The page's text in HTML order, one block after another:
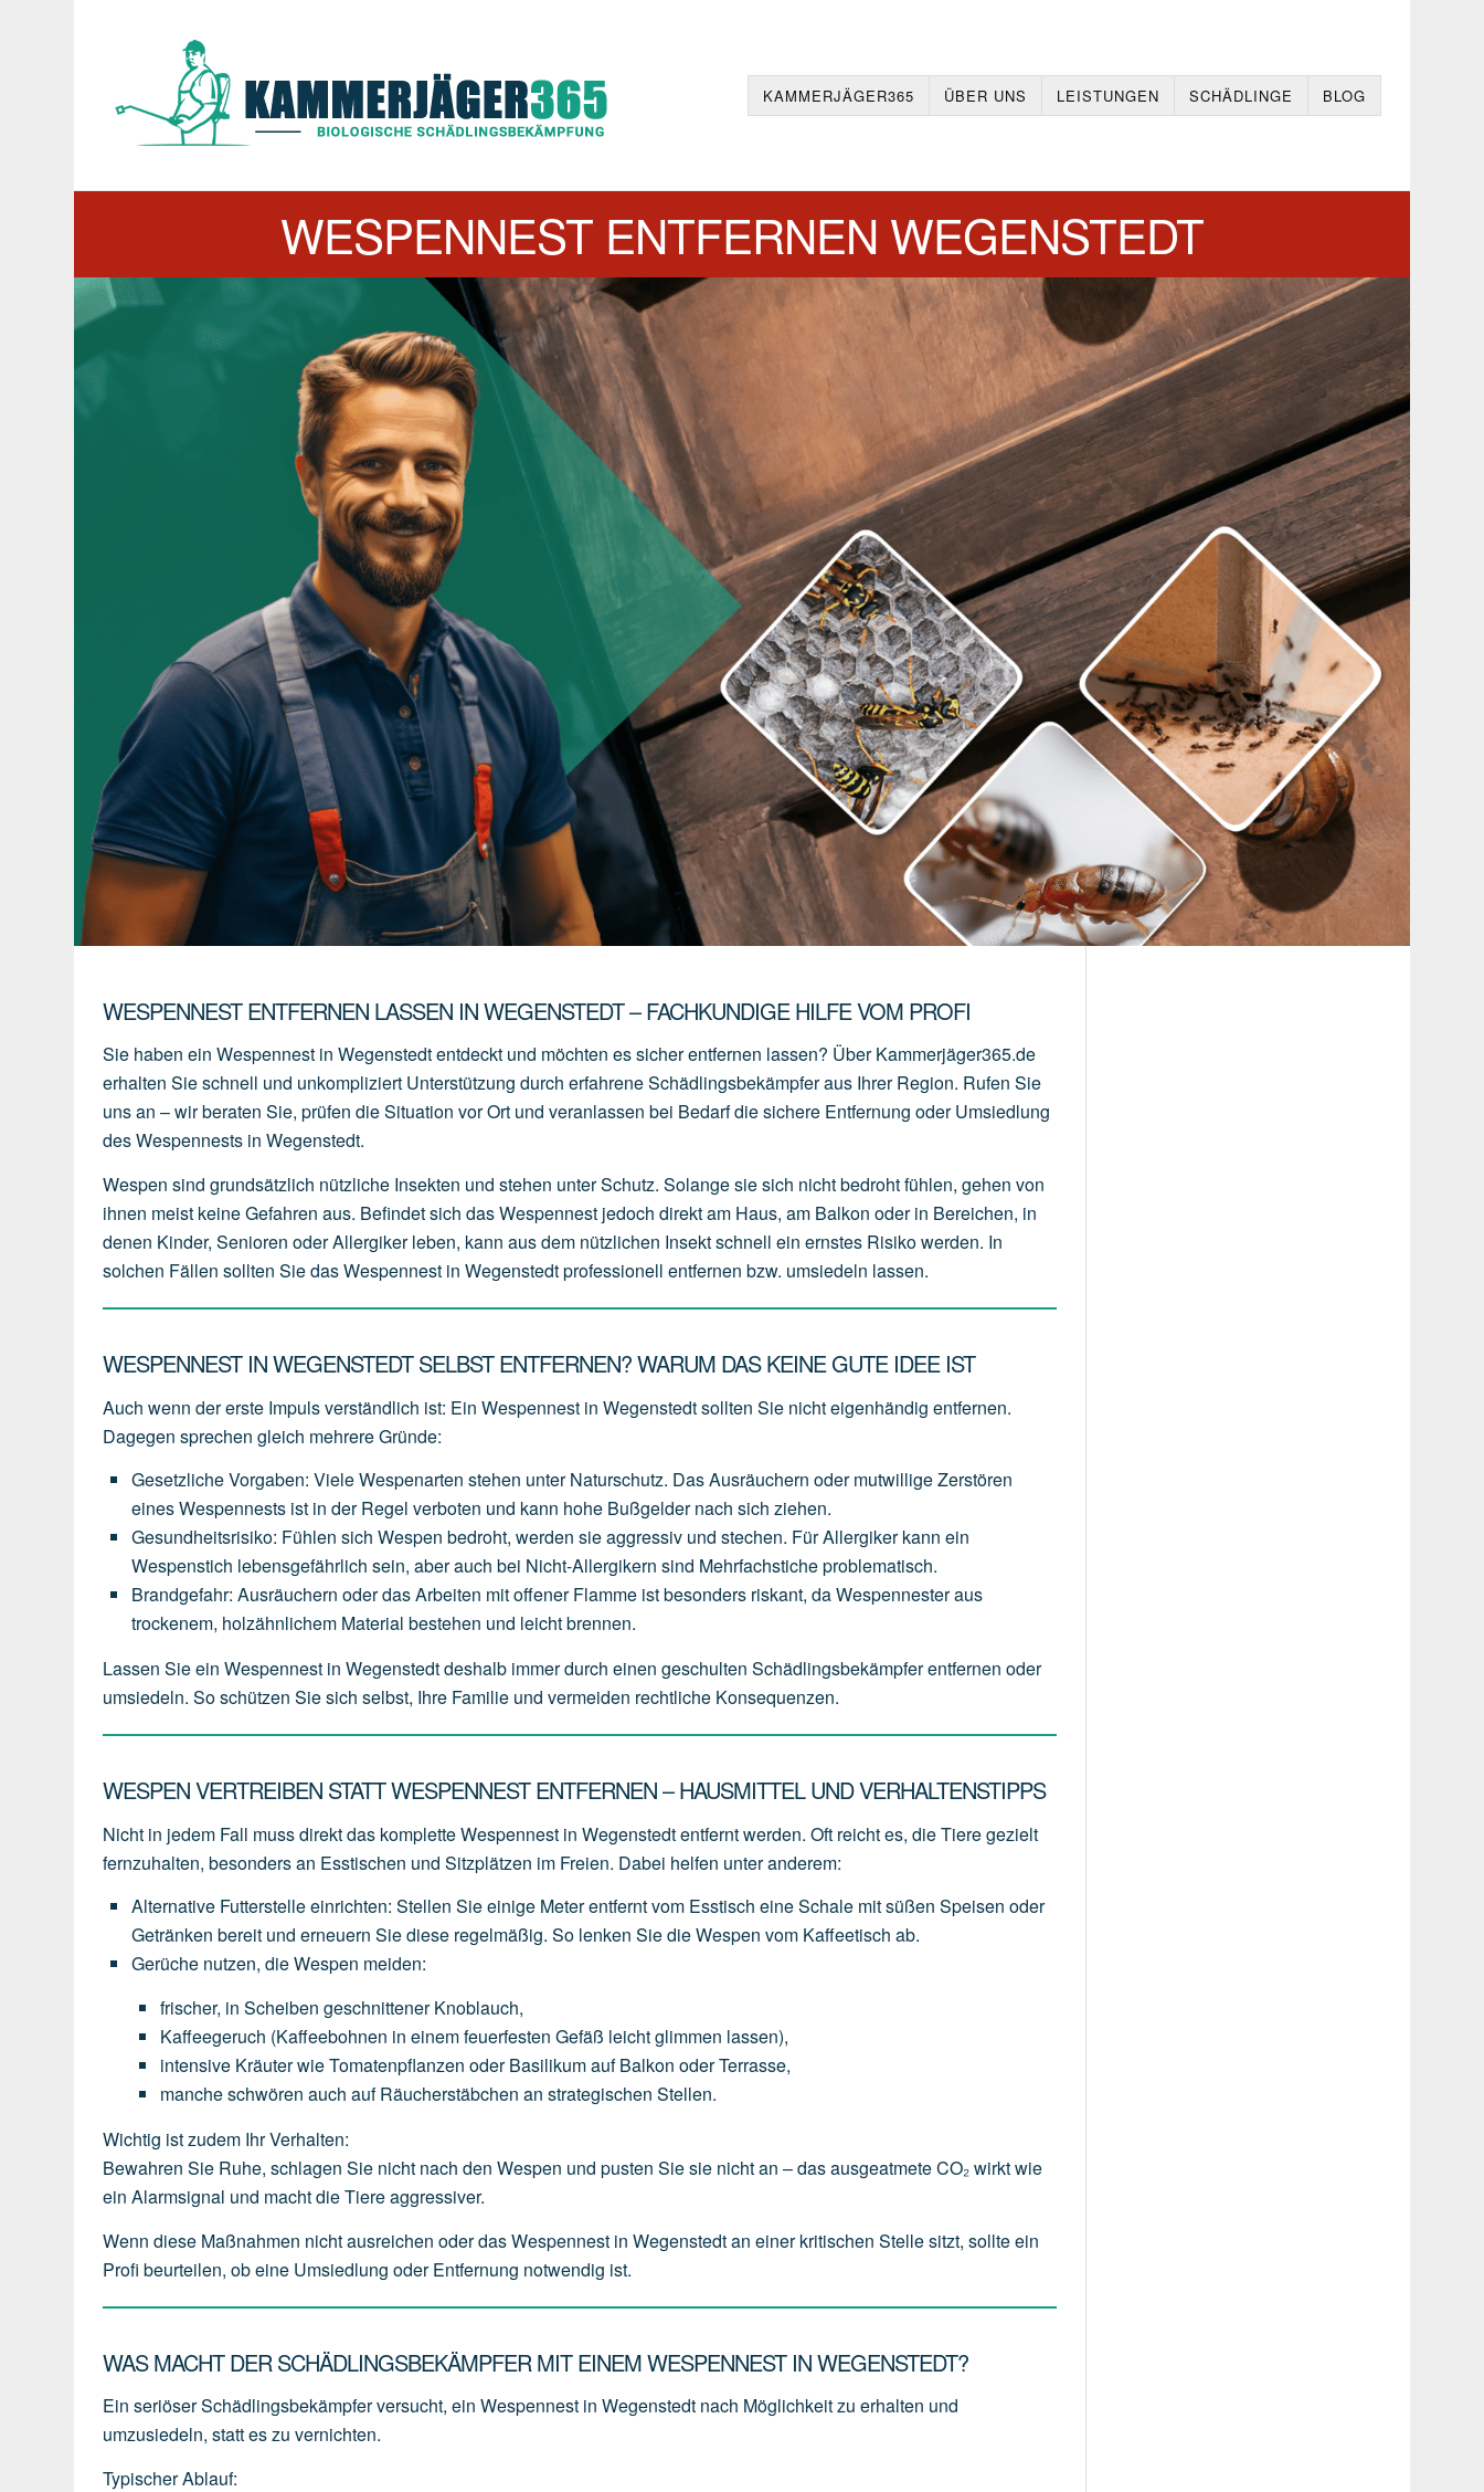
KAMMERJÄGER365 ÜBER UNS LEISTUNGEN SCHÄDLINGE BLOG
WESPENNEST ENTFERNEN WEGENSTEDT
WESPENNEST ENTFERNEN LASSEN IN WEGENSTEDT – FACHKUNDIGE HILFE VOM PROFI
Sie haben ein Wespennest in Wegenstedt entdeckt und möchten es sicher entfernen lassen? Über Kammerjäger365.de
erhalten Sie schnell und unkompliziert Unterstützung durch erfahrene Schädlingsbekämpfer aus Ihrer Region. Rufen Sie
uns an – wir beraten Sie, prüfen die Situation vor Ort und veranlassen bei Bedarf die sichere Entfernung oder Umsiedlung
des Wespennests in Wegenstedt.
Wespen sind grundsätzlich nützliche Insekten und stehen unter Schutz. Solange sie sich nicht bedroht fühlen, gehen von
ihnen meist keine Gefahren aus. Befindet sich das Wespennest jedoch direkt am Haus, am Balkon oder in Bereichen, in
denen Kinder, Senioren oder Allergiker leben, kann aus dem nützlichen Insekt schnell ein ernstes Risiko werden. In
solchen Fällen sollten Sie das Wespennest in Wegenstedt professionell entfernen bzw. umsiedeln lassen.
WESPENNEST IN WEGENSTEDT SELBST ENTFERNEN? WARUM DAS KEINE GUTE IDEE IST
Auch wenn der erste Impuls verständlich ist: Ein Wespennest in Wegenstedt sollten Sie nicht eigenhändig entfernen.
Dagegen sprechen gleich mehrere Gründe:
Gesetzliche Vorgaben: VieleWespenarten stehen unter Naturschutz. DasAusräuchern oder mutwilligeZerstören
einesWespennests ist in der Regel verboten und kann hohe Bußgelder nach sich ziehen.
Gesundheitsrisiko: Fühlen sich Wespen bedroht, werden sieaggressiv und stechen. FürAllergiker kann ein
Wespenstich lebensgefährlich sein, aberauch bei Nicht-Allergikern sind Mehrfachsticheproblematisch.
Brandgefahr: Ausräuchern oderdasArbeiten mitoffener Flamme istbesonders riskant, daWespennesteraus
trockenem, holzähnlichem Material bestehen und leichtbrennen.
Lassen Sie ein Wespennest in Wegenstedt deshalb immer durch einen geschulten Schädlingsbekämpfer entfernen oder
umsiedeln. So schützen Sie sich selbst, Ihre Familie und vermeiden rechtliche Konsequenzen.
WESPEN VERTREIBEN STATT WESPENNEST ENTFERNEN – HAUSMITTEL UND VERHALTENSTIPPS
Nicht in jedem Fall muss direkt das komplette Wespennest in Wegenstedt entfernt werden. Oft reicht es, die Tiere gezielt
fernzuhalten, besonders an Esstischen und Sitzplätzen im Freien. Dabei helfen unter anderem:
Alternative Futterstelle einrichten: Stellen Sieeinige Meterentferntvom Esstisch eineSchale mitsüßen Speisen oder
Getränken bereit und erneuern Siediese regelmäßig. So lenken SiedieWespen vom Kaffeetisch ab.
Gerüche nutzen, die Wespen meiden:
frischer, in Scheiben geschnittener Knoblauch,
Kaffeegeruch (Kaffeebohnen in einemfeuerfesten Gefäß leichtglimmen lassen),
intensive KräuterwieTomatenpflanzen oder Basilikumauf Balkon oderTerrasse,
mancheschwören auch auf Räucherstäbchen an strategischen Stellen.
Wichtig ist zudem Ihr Verhalten:
Bewahren Sie Ruhe, schlagen Sie nicht nach den Wespen und pusten Sie sie nicht an – das ausgeatmete CO₂ wirkt wie
ein Alarmsignal und macht die Tiere aggressiver.
Wenn diese Maßnahmen nicht ausreichen oder das Wespennest in Wegenstedt an einer kritischen Stelle sitzt, sollte ein
Profi beurteilen, ob eine Umsiedlung oder Entfernung notwendig ist.
WAS MACHT DER SCHÄDLINGSBEKÄMPFER MIT EINEM WESPENNEST IN WEGENSTEDT?
Ein seriöser Schädlingsbekämpfer versucht, ein Wespennest in Wegenstedt nach Möglichkeit zu erhalten und
umzusiedeln, statt es zu vernichten.
Typischer Ablauf: